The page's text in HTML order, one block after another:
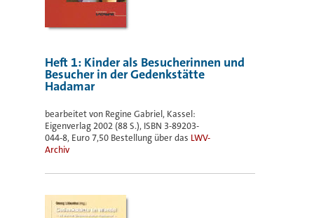
Heft 1: Kinder als Besucherinnen und
Besucher in der Gedenkstätte
Hadamar
bearbeitet von Regine Gabriel, Kassel:
Eigenverlag 2002 (88 S.), ISBN 3-89203-
044-8, Euro 7,50 Bestellung über das LWV-
Archiv